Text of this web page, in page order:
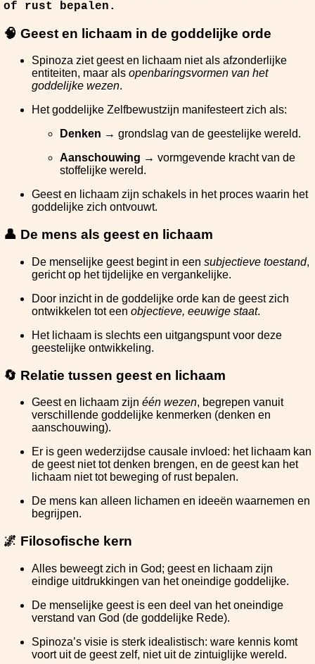
of rust bepalen.
🧠 Geest en lichaam in de goddelijke orde
Spinoza ziet geest en lichaam niet als afzonderlijke
entiteiten, maar als openbaringsvormen van het
goddelijke wezen.
Het goddelijke Zelfbewustzijn manifesteert zich als:
Denken → grondslag van de geestelijke wereld.
Aanschouwing → vormgevende kracht van de
stoffelijke wereld.
Geest en lichaam zijn schakels in het proces waarin het
goddelijke zich ontvouwt.
👤 De mens als geest en lichaam
De menselijke geest begint in een subjectieve toestand,
gericht op het tijdelijke en vergankelijke.
Door inzicht in de goddelijke orde kan de geest zich
ontwikkelen tot een objectieve, eeuwige staat.
Het lichaam is slechts een uitgangspunt voor deze
geestelijke ontwikkeling.
🔄 Relatie tussen geest en lichaam
Geest en lichaam zijn één wezen, begrepen vanuit
verschillende goddelijke kenmerken (denken en
aanschouwing).
Er is geen wederzijdse causale invloed: het lichaam kan
de geest niet tot denken brengen, en de geest kan het
lichaam niet tot beweging of rust bepalen.
De mens kan alleen lichamen en ideeën waarnemen en
begrijpen.
🌌 Filosofische kern
Alles beweegt zich in God; geest en lichaam zijn
eindige uitdrukkingen van het oneindige goddelijke.
De menselijke geest is een deel van het oneindige
verstand van God (de goddelijke Rede).
Spinoza’s visie is sterk idealistisch: ware kennis komt
voort uit de geest zelf, niet uit de zintuiglijke wereld.